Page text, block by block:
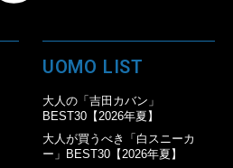
UOMO LIST
大人の「吉田カバン」
BEST30【2026年夏】
大人が買うべき「白スニーカ
ー」BEST30【2026年夏】